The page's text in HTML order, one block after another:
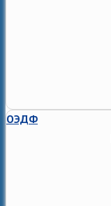
ОЭДФ